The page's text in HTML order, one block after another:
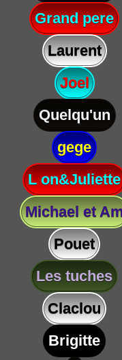
Grand pere
Laurent
Joel
Quelqu'un
gege
L on&Juliette
Michael et
Pouet
Les tuches
Claclou
Brigitte